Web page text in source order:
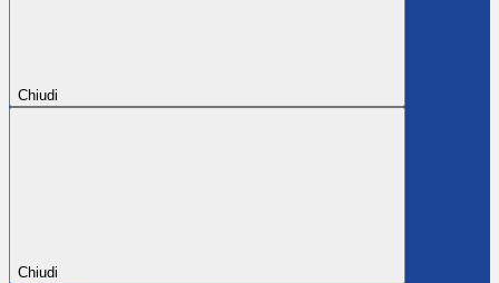
Chiudi
Chiudi